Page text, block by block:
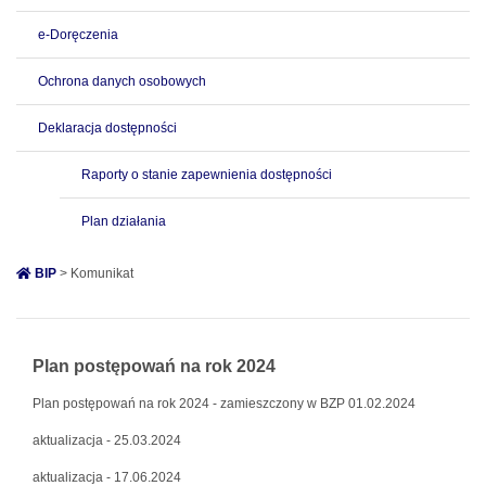
e-Doręczenia
Ochrona danych osobowych
Deklaracja dostępności
Raporty o stanie zapewnienia dostępności
Plan działania
BIP > Komunikat
Plan postępowań na rok 2024
Plan postępowań na rok 2024 - zamieszczony w BZP 01.02.2024
aktualizacja - 25.03.2024
aktualizacja - 17.06.2024